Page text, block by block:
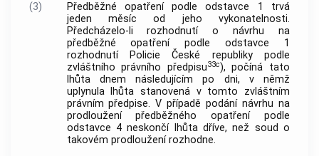
(3)
Předběžné opatření podle odstavce 1 trvá
jeden měsíc od jeho vykonatelnosti.
Předcházelo-li rozhodnutí o návrhu na
předběžné opatření podle odstavce 1
rozhodnutí Policie České republiky podle
zvláštního právního předpisu33c), počíná tato
lhůta dnem následujícím po dni, v němž
uplynula lhůta stanovená v tomto zvláštním
právním předpise. V případě podání návrhu na
prodloužení předběžného opatření podle
odstavce 4 neskončí lhůta dříve, než soud o
takovém prodloužení rozhodne.